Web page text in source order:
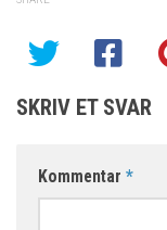
SKRIV ET SVAR
Kommentar *